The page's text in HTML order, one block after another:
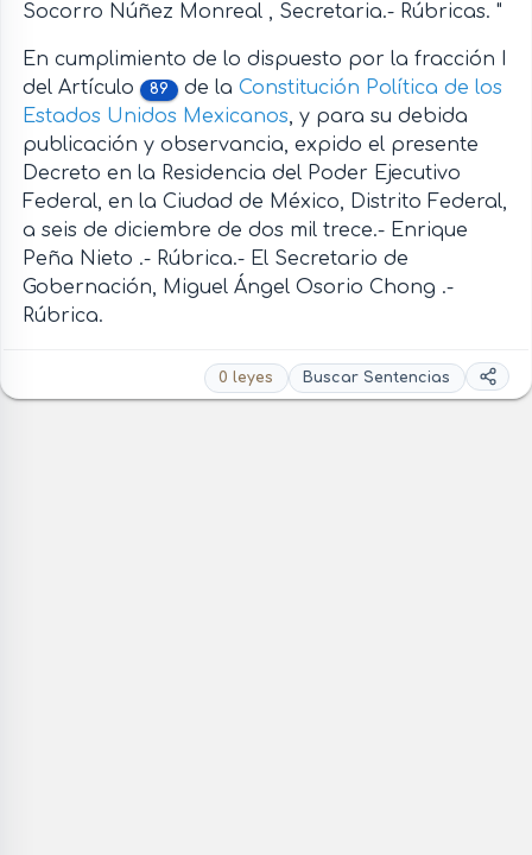
Socorro Núñez Monreal , Secretaria.- Rúbricas. "
En cumplimiento de lo dispuesto por la fracción I
del Artículo
89 de la Constitución Política de los
Estados Unidos Mexicanos, y para su debida
publicación y observancia, expido el presente
Decreto en la Residencia del Poder Ejecutivo
Federal, en la Ciudad de México, Distrito Federal,
a seis de diciembre de dos mil trece.- Enrique
Peña Nieto .- Rúbrica.- El Secretario de
Gobernación, Miguel Ángel Osorio Chong .-
Rúbrica.
0 leyes Buscar Sentencias